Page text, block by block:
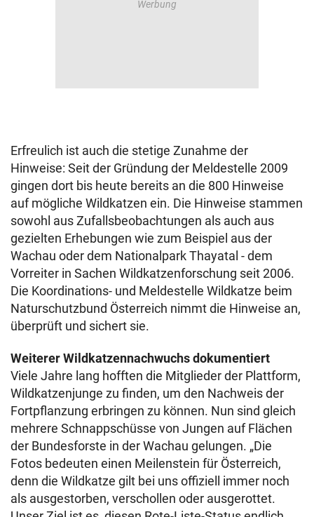
Erfreulich ist auch die stetige Zunahme der
Hinweise: Seit der Gründung der Meldestelle 2009
gingen dort bis heute bereits an die 800 Hinweise
auf mögliche Wildkatzen ein. Die Hinweise stammen
sowohl aus Zufallsbeobachtungen als auch aus
gezielten Erhebungen wie zum Beispiel aus der
Wachau oder dem Nationalpark Thayatal - dem
Vorreiter in Sachen Wildkatzenforschung seit 2006.
Die Koordinations- und Meldestelle Wildkatze beim
Naturschutzbund Österreich nimmt die Hinweise an,
überprüft und sichert sie.
Weiterer Wildkatzennachwuchs dokumentiert
Viele Jahre lang hofften die Mitglieder der Plattform,
Wildkatzenjunge zu finden, um den Nachweis der
Fortpflanzung erbringen zu können. Nun sind gleich
mehrere Schnappschüsse von Jungen auf Flächen
der Bundesforste in der Wachau gelungen. „Die
Fotos bedeuten einen Meilenstein für Österreich,
denn die Wildkatze gilt bei uns offiziell immer noch
als ausgestorben, verschollen oder ausgerottet.